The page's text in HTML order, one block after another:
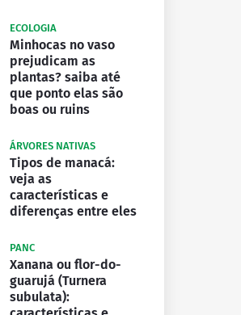
ECOLOGIA
Minhocas no vaso
prejudicam as
plantas? saiba até
que ponto elas são
boas ou ruins
ÁRVORES NATIVAS
Tipos de manacá:
veja as
características e
diferenças entre eles
PANC
Xanana ou flor-do-
guarujá (Turnera
subulata):